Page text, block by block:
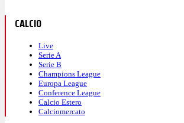
CALCIO
Live
Serie A
Serie B
Champions League
Europa League
Conference League
Calcio Estero
Calciomercato